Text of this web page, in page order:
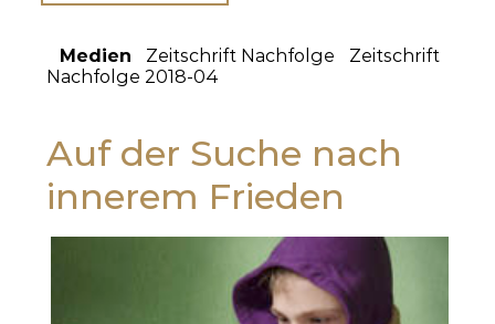
Medien Zeitschrift Nachfolge
Zeitschrift
Nachfolge 2018-04
Auf der Suche nach
innerem Frieden